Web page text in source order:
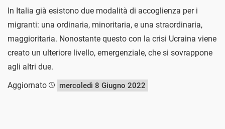
In Italia già esistono due modalità di accoglienza per i
migranti: una ordinaria, minoritaria, e una straordinaria,
maggioritaria. Nonostante questo con la crisi Ucraina viene
creato un ulteriore livello, emergenziale, che si sovrappone
agli altri due.
Aggiornato
mercoledì 8 Giugno 2022